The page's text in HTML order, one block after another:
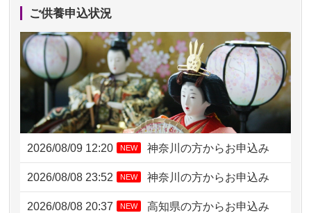
ご供養申込状況
2026/08/09 12:20 NEW 神奈川の方からお申込み
2026/08/08 23:52 NEW 神奈川の方からお申込み
2026/08/08 20:37 NEW 高知県の方からお申込み